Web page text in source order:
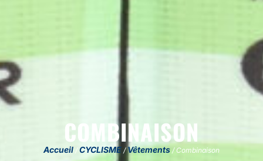
COMBINAISON
Accueil /CYCLISME /Vêtements / Combinaison